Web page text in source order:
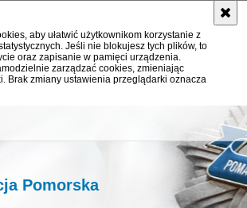
aby ułatwić użytkownikom korzystanie z
Jeśli nie blokujesz tych plików, to
oraz zapisanie w pamięci urządzenia.
zarządzać cookies, zmieniając
Brak zmiany ustawienia przeglądarki oznacza
Pomorska